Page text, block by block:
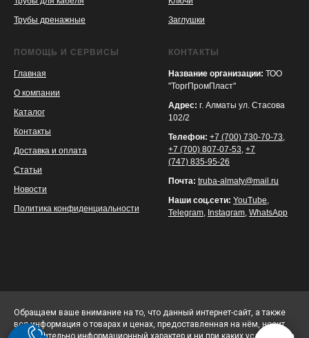
Трубы дренажные
Заглушки
ПОМОЩЬ И СЕРВИСЫ
Главная
О компании
Каталог
Контакты
Доставка и оплата
Статьи
Новости
Политика конфиденциальности
КОНТАКТЫ
Название организации: ТОО
"ТоргПромПласт"
Адрес: г. Алматы ул. Стасова
102/2
Телефон: +7 (700) 730-70-73,
+7 (700) 807-07-53, +7
(747) 835-95-26
Почта: truba-almaty@mail.ru
Наши соц.сети: YouTube,
Telegram, Instagram, WhatsApp
Обращаем ваше внимание на то, что данный интернет-сайт, а также
вся информация о товарах и ценах, предоставленная на нём, носит